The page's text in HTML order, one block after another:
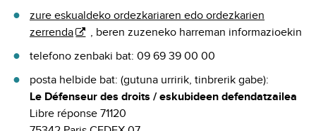
zure eskualdeko ordezkariaren edo ordezkarien
zerrenda
, beren zuzeneko harreman informazioekin
telefono zenbaki bat: 09 69 39 00 00
posta helbide bat: (gutuna urririk, tinbrerik gabe):
Le Défenseur des droits / eskubideen defendatzailea
Libre réponse 71120